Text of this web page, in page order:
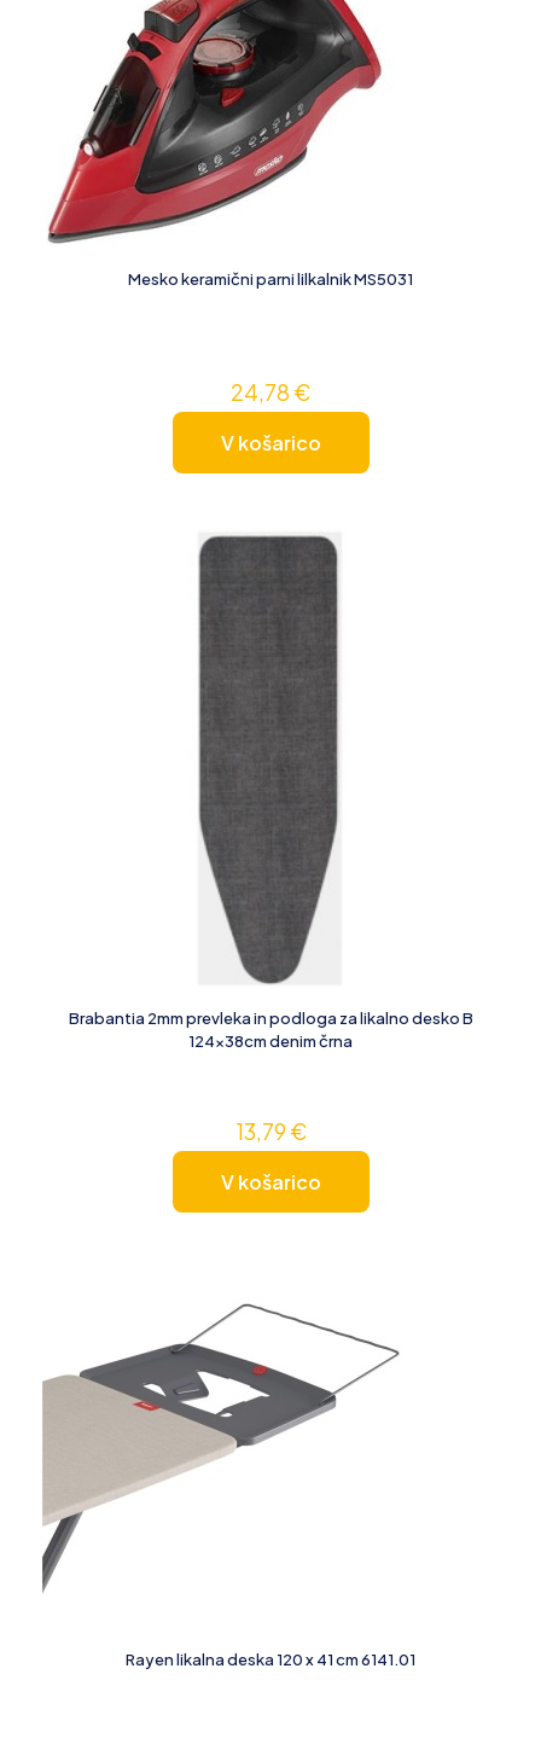
Mesko keramični parni lilkalnik MS5031
24,78 €
V košarico
Brabantia 2mm prevleka in podloga za likalno desko B
124x38cm denim črna
13,79€
V košarico
Rayen likalna deska 120 x 41 cm 6141.01